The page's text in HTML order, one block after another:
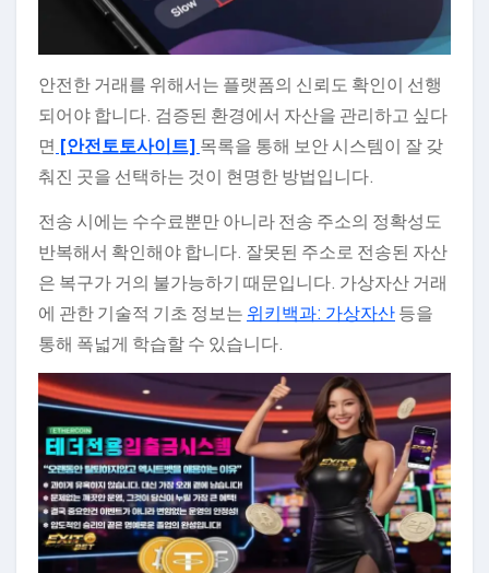
안전한 거래를 위해서는 플랫폼의 신뢰도 확인이 선행
되어야 합니다. 검증된 환경에서 자산을 관리하고 싶다
면 [안전토토사이트] 목록을 통해 보안 시스템이 잘 갖
춰진 곳을 선택하는 것이 현명한 방법입니다.
전송 시에는 수수료뿐만 아니라 전송 주소의 정확성도
반복해서 확인해야 합니다. 잘못된 주소로 전송된 자산
은 복구가 거의 불가능하기 때문입니다. 가상자산 거래
에 관한 기술적 기초 정보는 위키백과: 가상자산등을
통해 폭넓게 학습할 수 있습니다.